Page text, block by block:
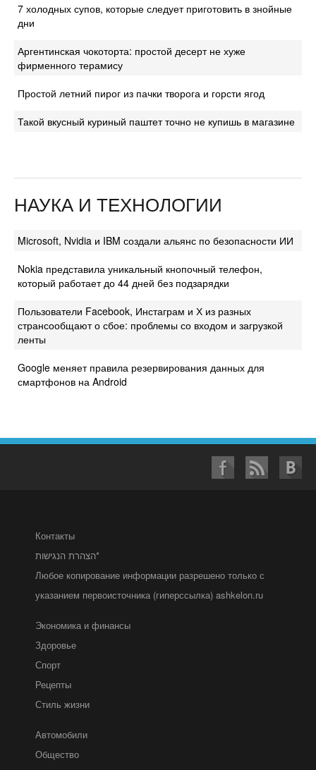
7 холодных супов, которые следует приготовить в знойные
дни
Аргентинская чокоторта: простой десерт не хуже
фирменного терамису
Простой летний пирог из пачки творога и горсти ягод
Такой вкусный куриный паштет точно не купишь в магазине
НАУКА И ТЕХНОЛОГИИ
Microsoft, Nvidia и IBM создали альянс по безопасности ИИ
Nokia представила уникальный кнопочный телефон,
который работает до 44 дней без подзарядки
Пользователи Facebook, Инстаграм и Х из разных
странсообщают о сбое: проблемы со входом и загрузкой
ленты
Google меняет правила резервирования данных для
смартфонов на Android
Контакты
הצהרת הנגישות*
Любое копирование информации разрешено только с
указанием первоисточника (гиперссылка) ashkelon.ru
Экономика и финансы
Здоровье
Спорт
Рецепты
Стиль жизни
Автомобили
Общество